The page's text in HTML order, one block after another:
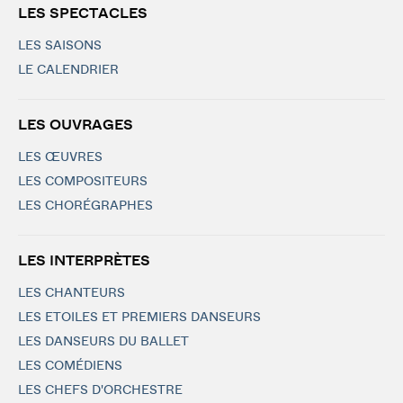
LES SPECTACLES
LES SAISONS
LE CALENDRIER
LES OUVRAGES
LES ŒUVRES
LES COMPOSITEURS
LES CHORÉGRAPHES
LES INTERPRÈTES
LES CHANTEURS
LES ETOILES ET PREMIERS DANSEURS
LES DANSEURS DU BALLET
LES COMÉDIENS
LES CHEFS D'ORCHESTRE